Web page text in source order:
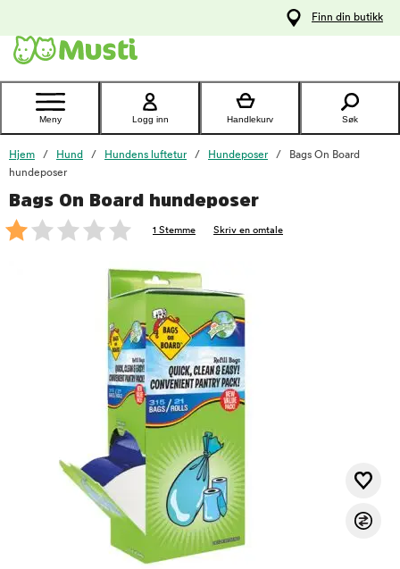
Kontakt
kundeservice
Finn din butikk
Meny Logg inn Handlekurv Søk
Hjem Hund Hundens luftetur Hundeposer
Bags On Board
hundeposer
Bags On Board hundeposer
1 Stemme Skriv en omtale
foo